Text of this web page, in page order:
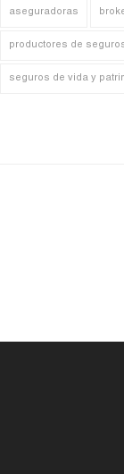
aseguradoras
productores de
seguros de vida y